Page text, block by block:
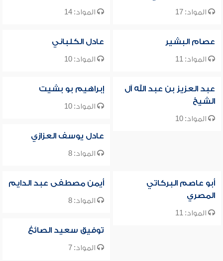
المواد: 17 المواد: 14
عصام البشير
المواد: 11
عادل الكلباني
المواد: 10
عبد العزيز بن عبد الله آل
الشيخ
المواد: 10
إبراهيم بو بشيت
المواد: 10
عادل يوسف العزازي
المواد: 8
أبو عاصم البركاتي
المصري
المواد: 11
أيمن مصطفى عبد الدايم
المواد: 8
توفيق سعيد الصائغ
المواد: 7